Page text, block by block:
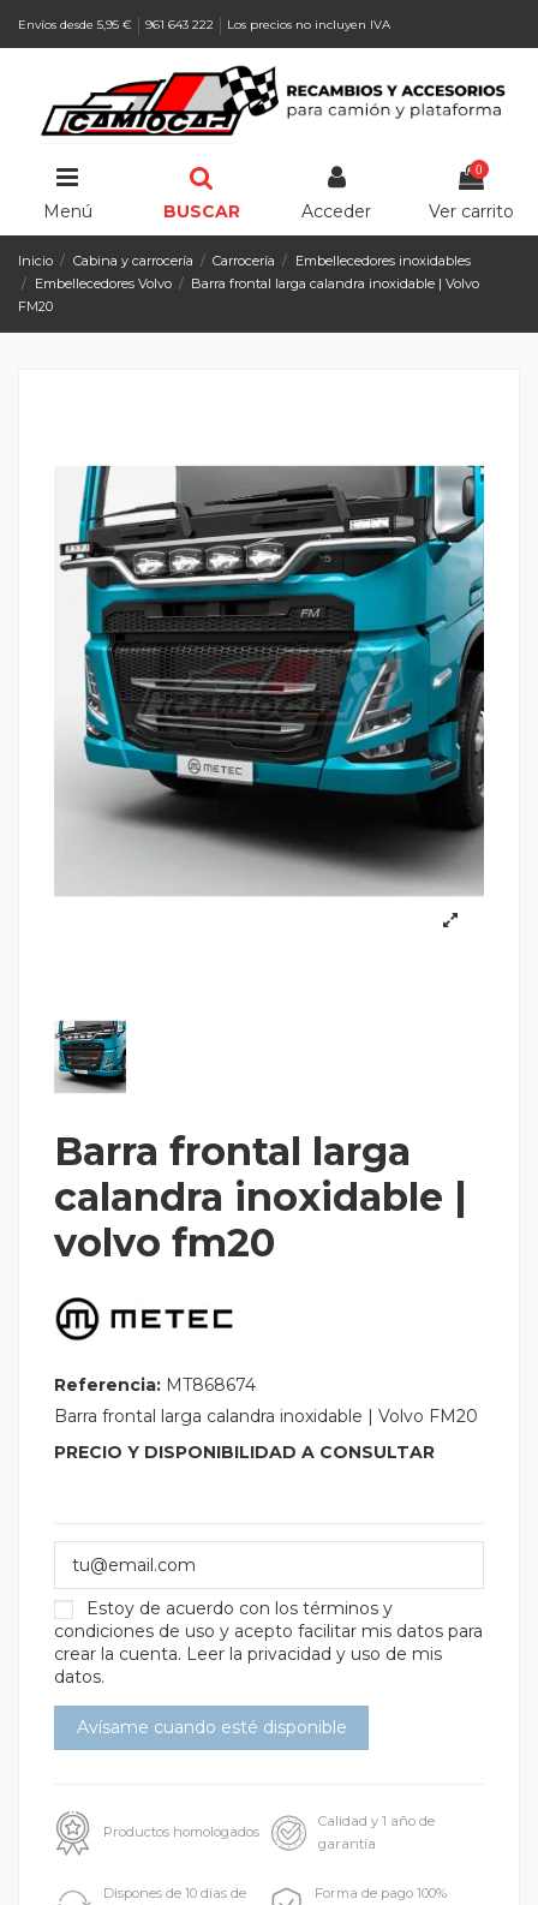
Envíos desde 5,95 € 961 643 222 Los precios no incluyen IVA
Menú BUSCAR Acceder
0
Ver carrito
Inicio Cabina y carrocería Carrocería
Embellecedores inoxidables
Embellecedores Volvo
Barra frontal larga calandra inoxidable | Volvo
FM20
Barra frontal larga
calandra inoxidable |
volvo fm20
Referencia: MT868674
Barra frontal larga calandra inoxidable | Volvo FM20
PRECIO Y DISPONIBILIDAD A CONSULTAR
Estoy de acuerdo con los términos y
condiciones de uso y acepto facilitar mis datos para
crear la cuenta. Leer la privacidad y uso de mis
datos.
Productos homologados
Calidad y 1 año de
garantía
Dispones de 10 días de
Forma de pago 100%